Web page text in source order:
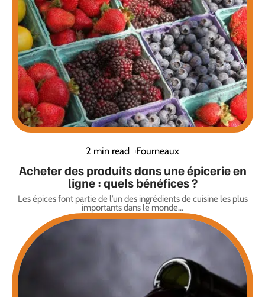
2 min read Fourneaux
Acheter des produits dans une épicerie en
ligne : quels bénéfices ?
Les épices font partie de l’un des ingrédients de cuisine les plus
importants dans le monde…